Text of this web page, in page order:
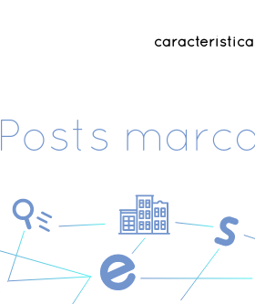
Posts